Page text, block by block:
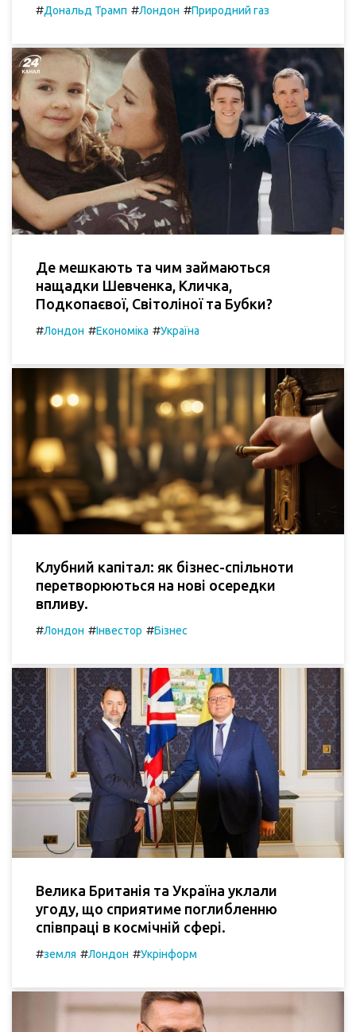
#Дональд Трамп #Лондон #Природний газ
Де мешкають та чим займаються
нащадки Шевченка, Кличка,
Подкопаєвої, Світоліної та Бубки?
#Лондон #Економіка #Україна
Клубний капітал: як бізнес-спільноти
перетворюються на нові осередки
впливу.
#Лондон #Інвестор #Бізнес
Велика Британія та Україна уклали
угоду, що сприятиме поглибленню
співпраці в космічній сфері.
#земля #Лондон #Укрінформ